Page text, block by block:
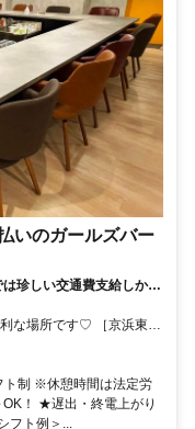
いのガールズバー
珍しい交通費支給しかも
でストレスなく働けます♪
もバッチリ！ さら
・綱島駅・大倉山駅・
戸塚駅・関内駅・横浜
ト制 ※休憩時間は法定労
！ ★遅出・終電上がり
ト例＞...